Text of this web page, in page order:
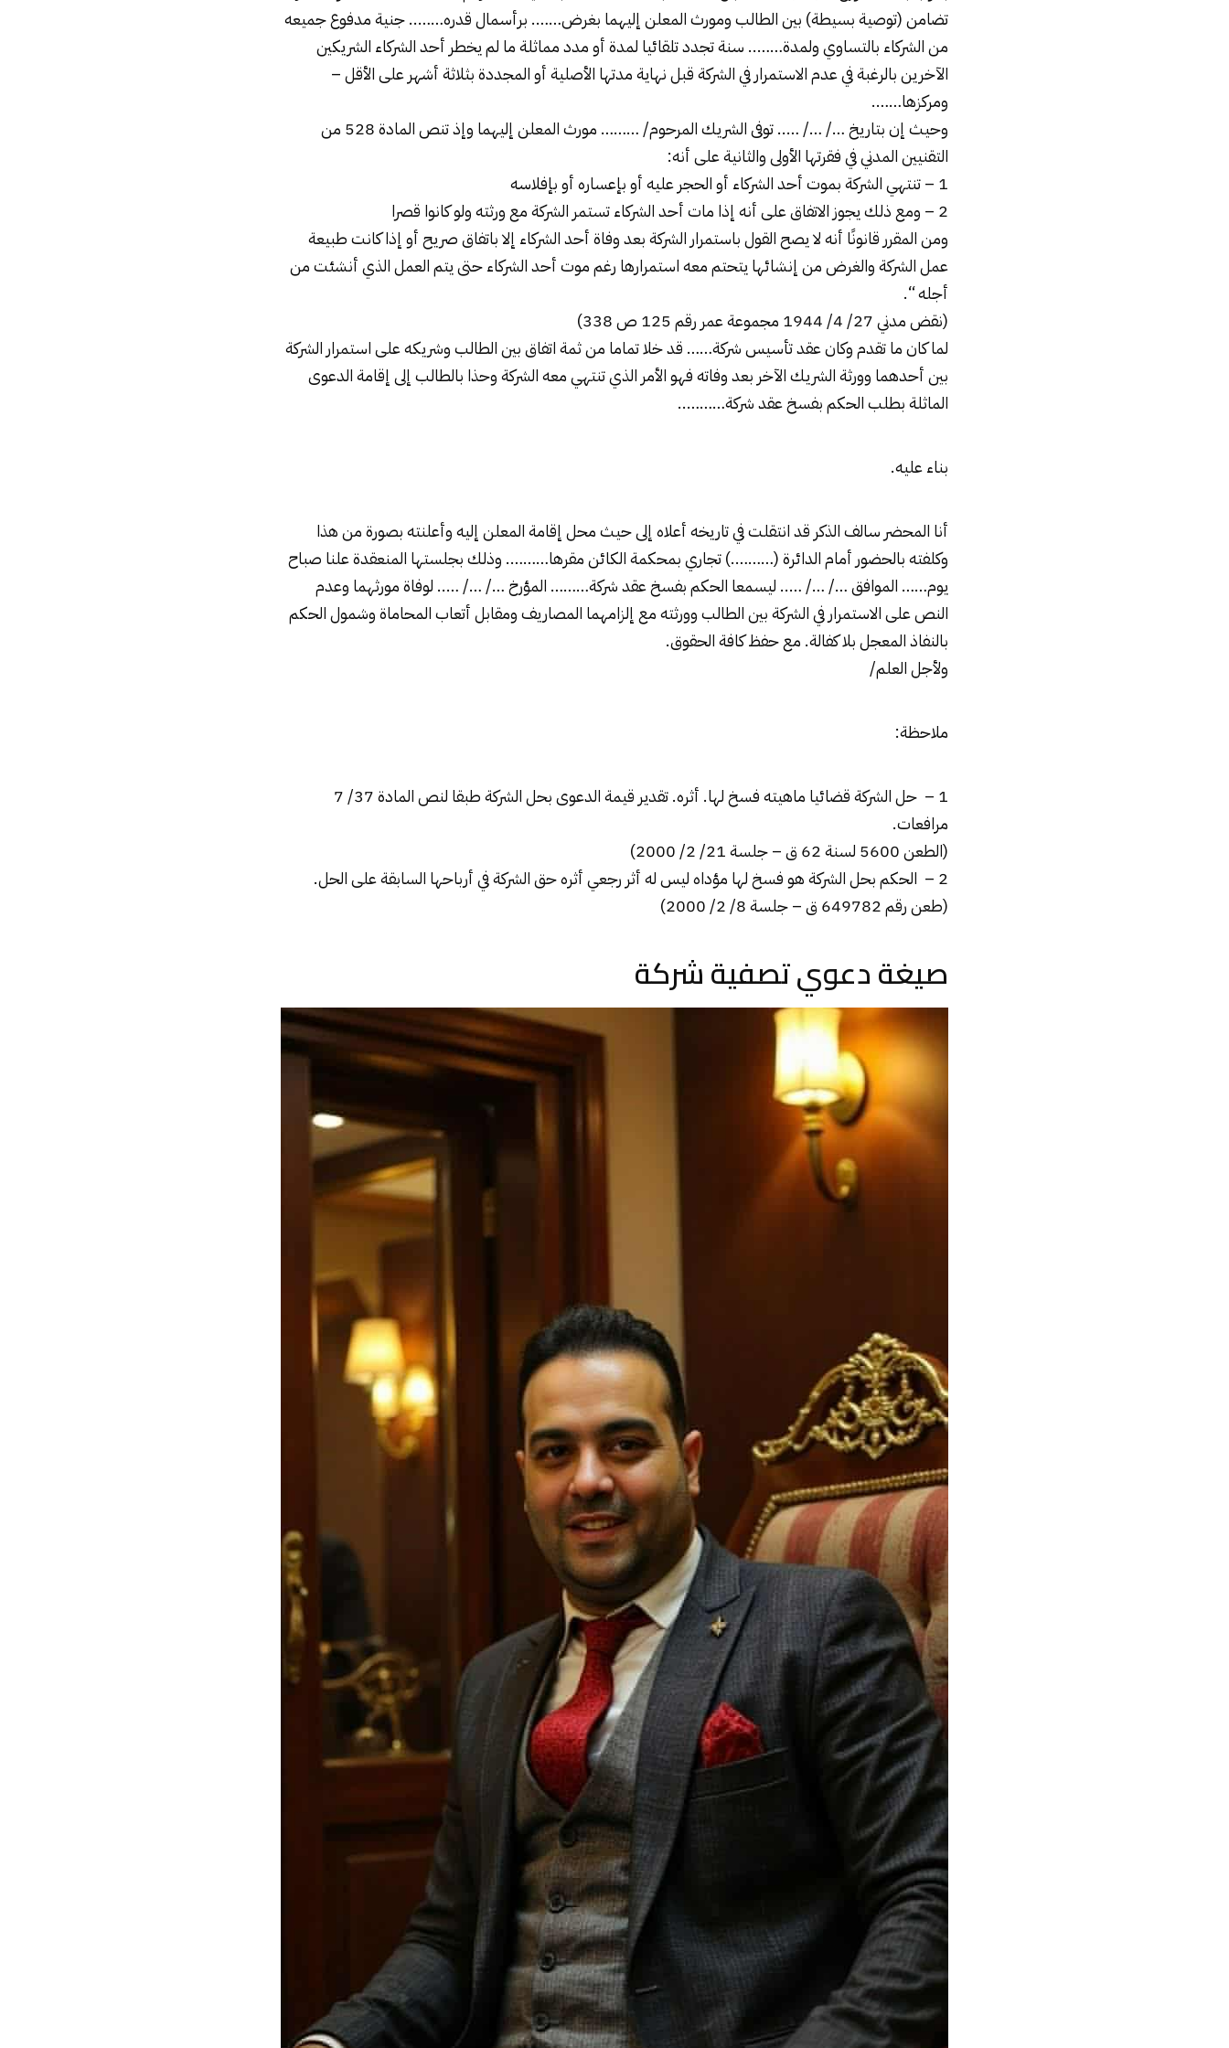
تضامن (توصية بسيطة) بين الطالب ومورث المعلن إليهما بغرض……. برأسمال قدره…….. جنية مدفوع جميعه
من الشركاء بالتساوي ولمدة…….. سنة تجدد تلقائيا لمدة أو مدد مماثلة ما لم يخطر أحد الشركاء الشريكين
الآخرين بالرغبة في عدم الاستمرار في الشركة قبل نهاية مدتها الأصلية أو المجددة بثلاثة أشهر على الأقل –
ومركزها…….
وحيث إن بتاريخ …/ …/ ….. توفى الشريك المرحوم/ ……… مورث المعلن إليهما وإذ تنص المادة 528 من
التقنيين المدني في فقرتها الأولى والثانية على أنه:
1 – تنتهي الشركة بموت أحد الشركاء أو الحجر عليه أو بإعساره أو بإفلاسه
2 – ومع ذلك يجوز الاتفاق على أنه إذا مات أحد الشركاء تستمر الشركة مع ورثته ولو كانوا قصرا
ومن المقرر قانونًا أنه لا يصح القول باستمرار الشركة بعد وفاة أحد الشركاء إلا باتفاق صريح أو إذا كانت طبيعة
عمل الشركة والغرض من إنشائها يتحتم معه استمرارها رغم موت أحد الشركاء حتى يتم العمل الذي أنشئت من
أجله “.
(نقض مدني 27/ 4/ 1944 مجموعة عمر رقم 125 ص 338)
لما كان ما تقدم وكان عقدتأسيس شركة…… قد خلا تماما من ثمة اتفاق بين الطالب وشريكه على استمرار الشركة
بين أحدهما وورثة الشريك الآخر بعد وفاته فهو الأمر الذي تنتهي معه الشركة وحذا بالطالب إلى إقامة الدعوى
الماثلة بطلب الحكم بفسخ عقد شركة………..
بناء عليه.
أنا المحضر سالف الذكر قد انتقلت في تاريخه أعلاه إلى حيث محل إقامة المعلن إليه وأعلنته بصورة من هذا
وكلفته بالحضور أمام الدائرة (……….) تجاري بمحكمة الكائن مقرها………. وذلك بجلستها المنعقدة علنا صباح
يوم…… الموافق …/ …/ ….. ليسمعا الحكمبفسخ عقد شركة……… المؤرخ …/ …/ ….. لوفاة مورثهما وعدم
النص على الاستمرار فيالشركةبين الطالب وورثته مع إلزامهما المصاريف ومقابل أتعاب المحاماة وشمول الحكم
بالنفاذ المعجل بلا كفالة. مع حفظ كافة الحقوق.
ولأجل العلم/
ملاحظة:
1 – حل الشركة قضائيا ماهيته فسخ لها. أثره. تقدير قيمة الدعوى بحل الشركة طبقا لنص المادة 37/ 7
مرافعات.
(الطعن 5600 لسنة 62 ق – جلسة 21/ 2/ 2000)
2 – الحكم بحل
الشركةهو فسخ لها مؤداه ليس له أثر رجعي أثره حق الشركة في أرباحها السابقة على الحل.
(طعن رقم 649782 ق – جلسة 8/ 2/ 2000)
صيغة دعوي تصفية شركة